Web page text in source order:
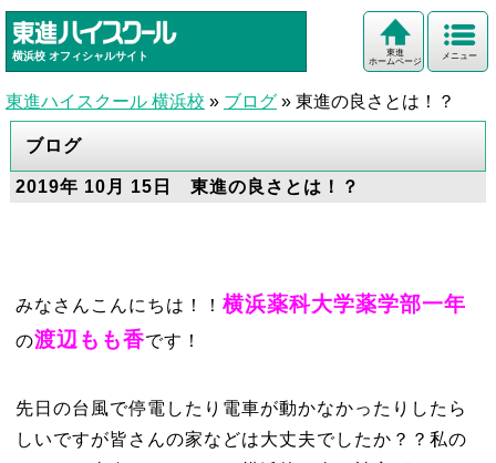
横浜校 オフィシャルサイト メニュー
東進
ホームページ
東進ハイスクール 横浜校 » ブログ » 東進の良さとは！？
ブログ
2019年 10月 15日 東進の良さとは！？
みなさんこんにちは！！ 横浜薬科大学薬学部一年
の渡辺もも香です！
先日の台風で停電したり電車が動かなかったりしたら
しいですが皆さんの家などは大丈夫でしたか？？私の